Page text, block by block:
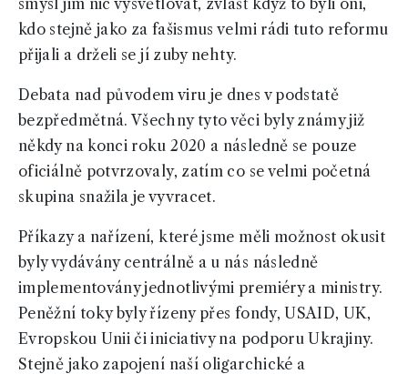
kdo stejně jako za fašismus velmi rádi tuto reformu
přijali a drželi se jí zuby nehty.
Debata nad původem viru je dnes v podstatě
bezpředmětná. Všechny tyto věci byly známy již
někdy na konci roku 2020 a následně se pouze
oficiálně potvrzovaly, zatím co se velmi početná
skupina snažila je vyvracet.
Příkazy a nařízení, které jsme měli možnost okusit
byly vydávány centrálně a u nás následně
implementovány jednotlivými premiéry a ministry.
Peněžní toky byly řízeny přes fondy, USAID, UK,
Evropskou Unii či iniciativy na podporu Ukrajiny.
Stejně jako zapojení naší oligarchické a